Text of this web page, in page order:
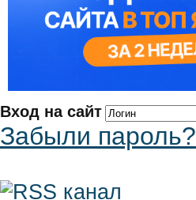
Вход на сайт
Забыли пароль?